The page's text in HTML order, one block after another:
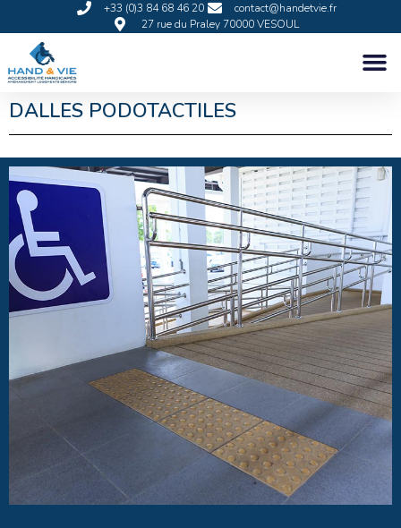
+33 (0)3 84 68 46 20
contact@handetvie.fr
27 rue du Praley 70000 VESOUL
DALLES PODOTACTILES